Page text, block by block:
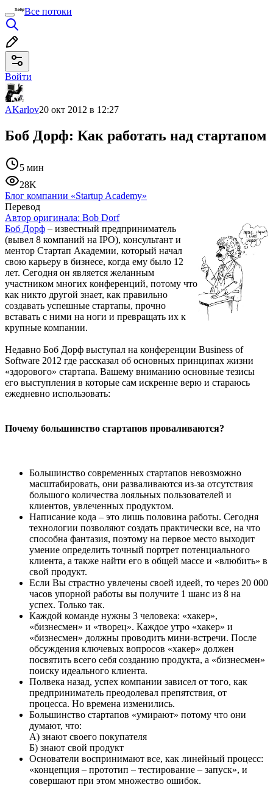
Все потоки
Войти
AKarlov20 окт 2012 в 12:27
Боб Дорф: Как работать над стартапом
5 мин
28K
Блог компании «Startup Academy»
Перевод
Автор оригинала: Bob Dorf
Боб Дорф – известный предприниматель
(вывел 8 компаний на IPO), консультант и
ментор Стартап Академии, который начал
свою карьеру в бизнесе, когда ему было 12
лет. Сегодня он является желанным
участником многих конференций, потому что
как никто другой знает, как правильно
создавать успешные стартапы, прочно
вставать с ними на ноги и превращать их к
крупные компании.
Недавно Боб Дорф выступал на конференции Business of
Software 2012 где рассказал об основных принципах жизни
«здорового» стартапа. Вашему вниманию основные тезисы
его выступления в которые сам искренне верю и стараюсь
ежедневно использовать:
Почему большинство стартапов проваливаются?
Большинство современных стартапов невозможно
масштабировать, они разваливаются из-за отсутствия
большого количества лояльных пользователей и
клиентов, увлеченных продуктом.
Написание кода – это лишь половина работы. Сегодня
технологии позволяют создать практически все, на что
способна фантазия, поэтому на первое место выходит
умение определить точный портрет потенциального
клиента, а также найти его в общей массе и «влюбить» в
свой продукт.
Если Вы страстно увлечены своей идеей, то через 20 000
часов упорной работы вы получите 1 шанс из 8 на
успех. Только так.
Каждой команде нужны 3 человека: «хакер»,
«бизнесмен» и «творец». Каждое утро «хакер» и
«бизнесмен» должны проводить мини-встречи. После
обсуждения ключевых вопросов «хакер» должен
посвятить всего себя созданию продукта, а «бизнесмен»
поиску идеального клиента.
Полвека назад, успех компании зависел от того, как
предприниматель преодолевал препятствия, от
процесса. Но времена изменились.
Большинство стартапов «умирают» потому что они
думают, что:
А) знают своего покупателя
Б) знают свой продукт
Основатели воспринимают все, как линейный процесс:
«концепция – прототип – тестирование – запуск», и
совершают при этом множество ошибок.